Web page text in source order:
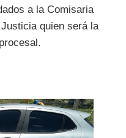
a la Comisaria
quien será la